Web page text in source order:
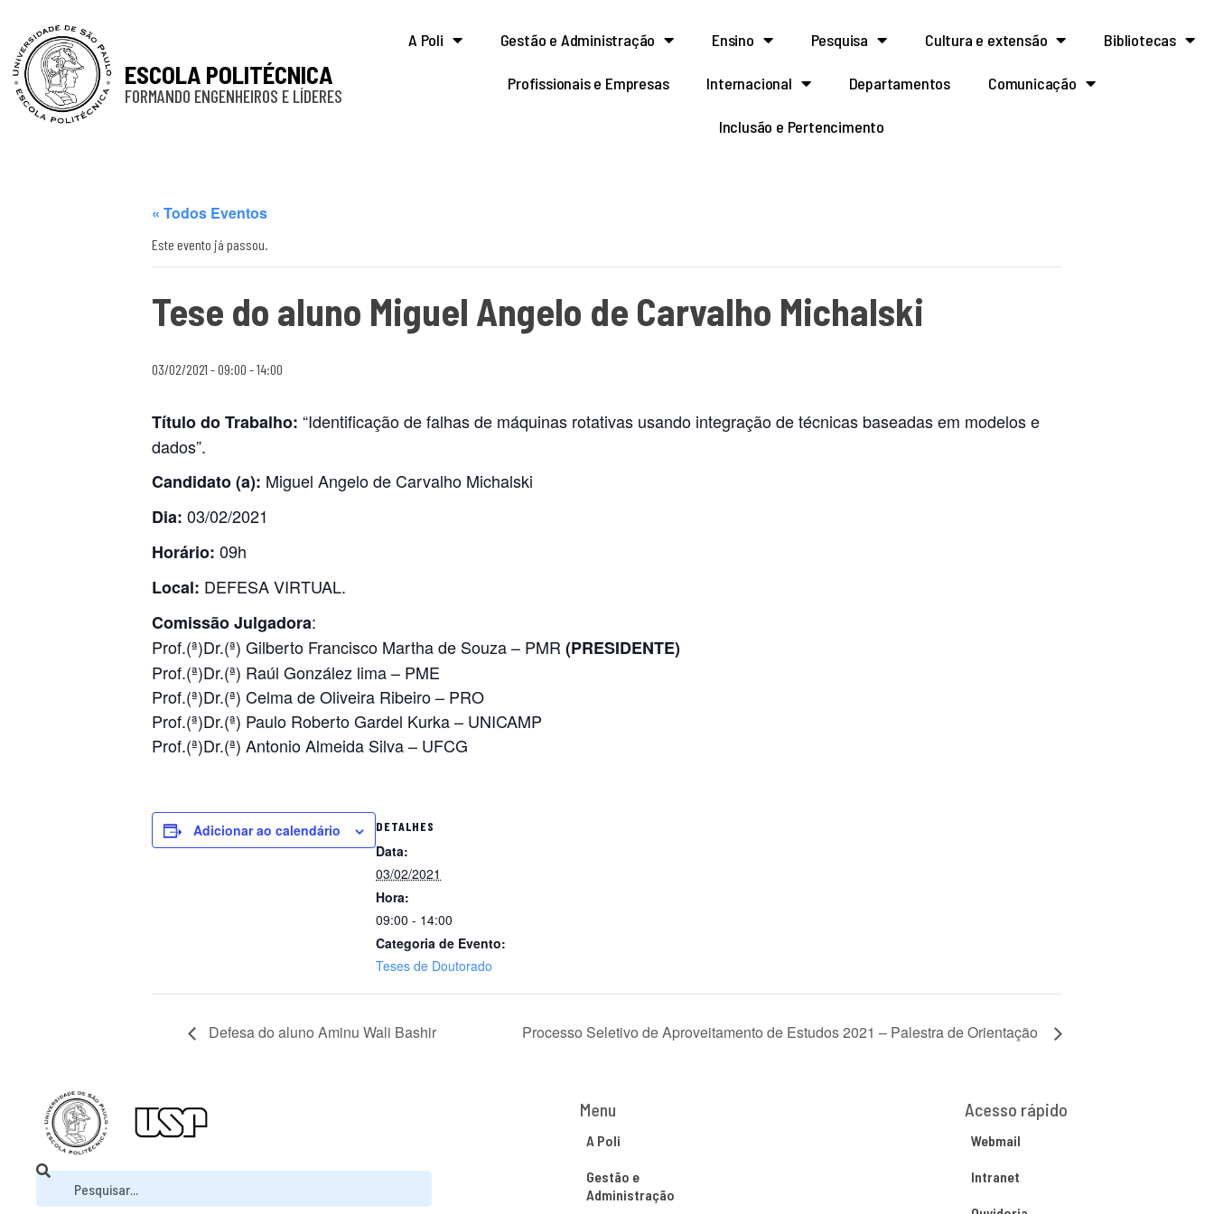
ESCOLA POLITÉCNICA
FORMANDO ENGENHEIROS E LÍDERES
A Poli Gestão e Administração Ensino Pesquisa Cultura e extensão Bibliotecas
Profissionais e Empresas Internacional Departamentos Comunicação
Inclusão e Pertencimento
« Todos Eventos
Este evento já passou.
Tese do aluno Miguel Angelo de Carvalho Michalski
03/02/2021 - 09:00 -14:00
Título do Trabalho: “Identificação de falhas de máquinas rotativas usando integração de técnicas baseadas em modelos e
dados”.
Candidato (a): Miguel Angelo de Carvalho Michalski
Dia: 03/02/2021
Horário: 09h
Local: DEFESA VIRTUAL.
Comissão Julgadora:
Prof.(ª)Dr.(ª) Gilberto Francisco Martha de Souza – PMR (PRESIDENTE)
Prof.(ª)Dr.(ª) Raúl González lima – PME
Prof.(ª)Dr.(ª) Celma de Oliveira Ribeiro – PRO
Prof.(ª)Dr.(ª) Paulo Roberto Gardel Kurka – UNICAMP
Prof.(ª)Dr.(ª) Antonio Almeida Silva – UFCG
Adicionar ao calendário DETALHES
Data:
03/02/2021
Hora:
09:00 - 14:00
Categoria de Evento:
Teses de Doutorado
Defesa do aluno Aminu Wali Bashir Processo Seletivo de Aproveitamento de Estudos 2021 – Palestra de Orientação
Menu
A Poli
Gestão e
Administração
Acesso rápido
Webmail
Intranet